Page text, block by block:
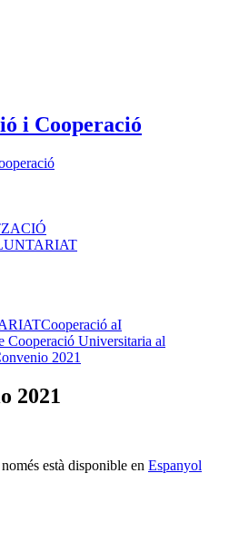
i Cooperació
Cooperació aI
Cooperació Universitaria al
2021
2021
està disponible en Espanyol